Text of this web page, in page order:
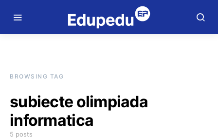
BROWSING TAG
subiecte olimpiada
informatica
5 posts